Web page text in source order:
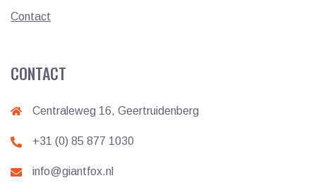
Contact
CONTACT
Centraleweg 16, Geertruidenberg
+31 (0) 85 877 1030
info@giantfox.nl